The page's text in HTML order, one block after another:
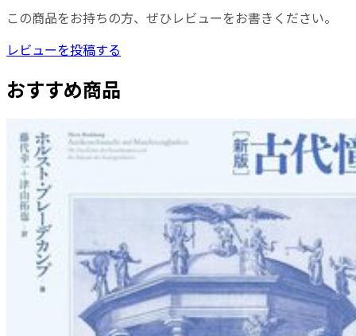
この商品をお持ちの方、ぜひレビューをお書きください。
レビューを投稿する
おすすめ商品